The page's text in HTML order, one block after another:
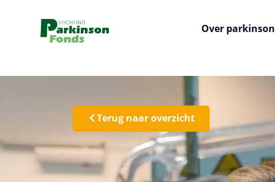
Over parkinson
Terug naar overzicht